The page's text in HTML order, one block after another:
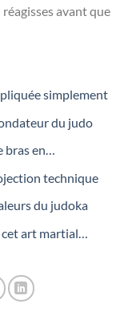
avant que
simplement
du judo
bras en…
technique
du judoka
cet art martial…